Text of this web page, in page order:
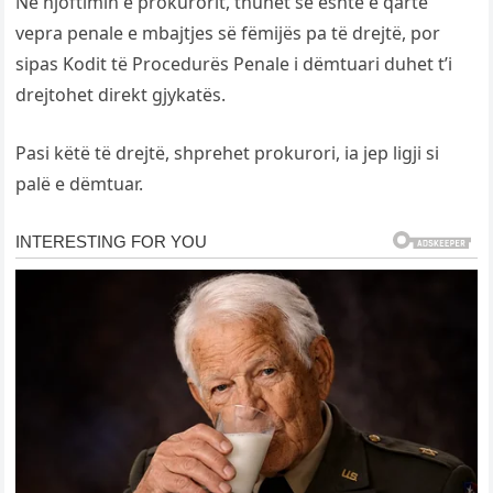
vepra penale e mbajtjes së fëmijës pa të drejtë, por
sipas Kodit të Procedurës Penale i dëmtuari duhet t’i
drejtohet direkt gjykatës.
Pasi këtë të drejtë, shprehet prokurori, ia jep ligji si
palë e dëmtuar.